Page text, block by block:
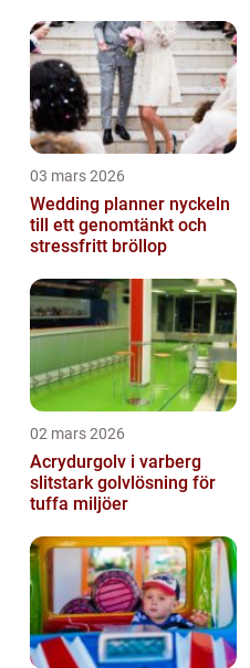
03 mars 2026
Wedding planner nyckeln
till ett genomtänkt och
stressfritt bröllop
02 mars 2026
Acrydurgolv i varberg
slitstark golvlösning för
tuffa miljöer